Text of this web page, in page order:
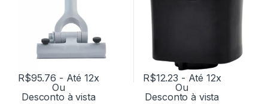
R$95.76 - Até 12x
Ou
Desconto à vista
R$12.23 - Até 12x
Ou
Desconto à vista